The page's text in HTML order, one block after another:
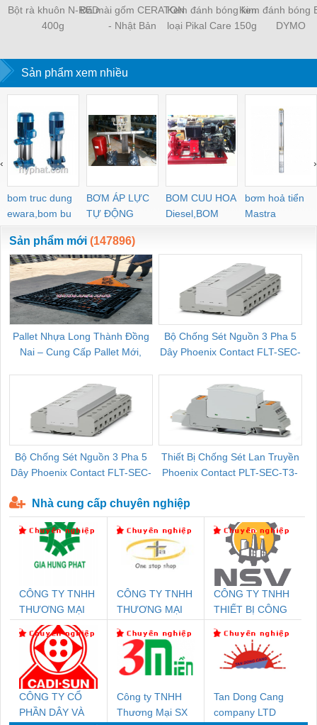
Bột rà khuôn N-RED
400g
Đá mài gốm CERATON
- Nhật Bản
Kem đánh bóng kim
loại Pikal Care 150g
Kem đánh bóng
DYMO
Sản phẩm xem nhiều
bom truc dung
ewara,bom bu
ewara
BƠM ÁP LỰC
TỰ ĐỘNG
BOM CUU HOA
Diesel,BOM
CHUA CHAY
bơm hoả tiển
Mastra
‹ ›
Sản phẩm mới (147896)
Pallet Nhựa Long Thành Đồng
Nai – Cung Cấp Pallet Mới,
Bộ Chống Sét Nguồn 3 Pha 5
Dây Phoenix Contact FLT-SEC-
Bộ Chống Sét Nguồn 3 Pha 5
Dây Phoenix Contact FLT-SEC-
Thiết Bị Chống Sét Lan Truyền
Phoenix Contact PLT-SEC-T3-
Nhà cung cấp chuyên nghiệp
CÔNG TY TNHH
THƯƠNG MẠI
DỊCH VỤ KỸ
THUẬT ĐIỆN CƠ
GIA HƯNG PHÁT
CÔNG TY TNHH
THƯƠNG MẠI
NAM
CÔNG TY TNHH
THIẾT BỊ CÔNG
SETSUBI VIỆT
NAM
CÔNG TY CỔ
PHẦN DÂY VÀ
Công ty TNHH
Thương Mại SX
Tan Dong Cang
company LTD